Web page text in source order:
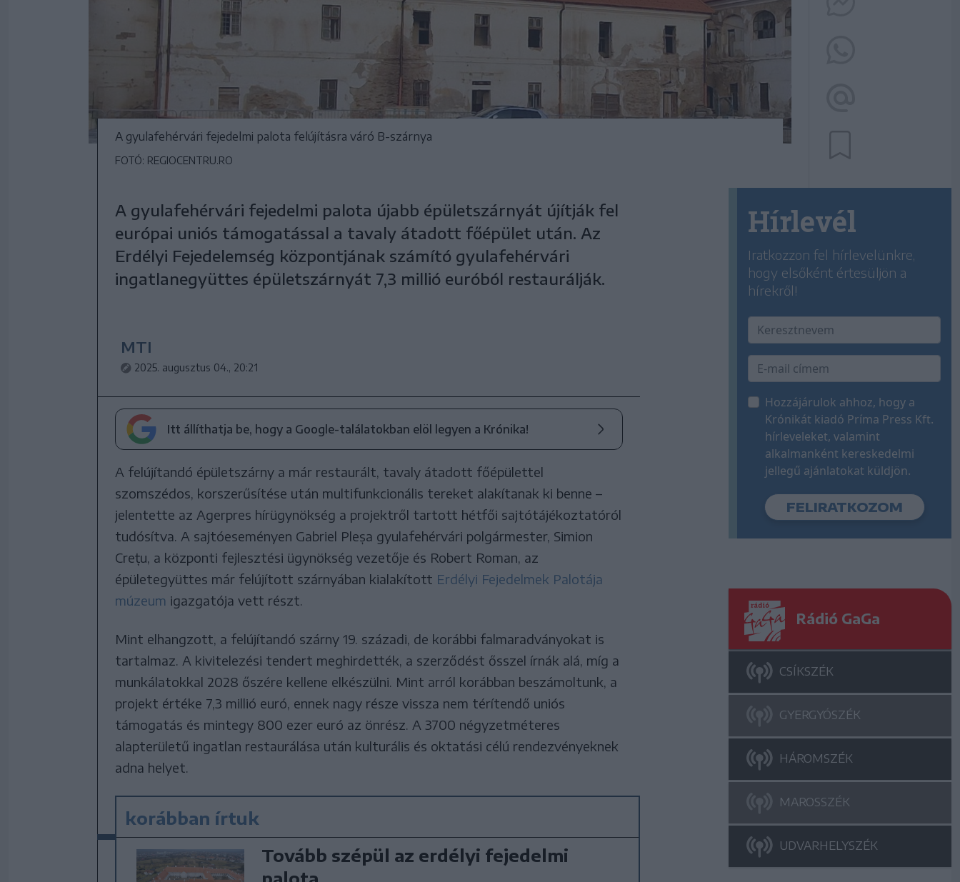
A gyulafehérvári fejedelmi palota felújításra váró B-szárnya
FOTÓ: REGIOCENTRU.RO
A gyulafehérvári fejedelmi palota újabb épületszárnyát újítják fel
európai uniós támogatással a tavaly átadott főépület után. Az
Erdélyi Fejedelemség központjának számító gyulafehérvári
ingatlanegyüttes épületszárnyát 7,3 millió euróból restaurálják.
MTI
2025. augusztus 04., 20:21
Itt állíthatja be, hogy a Google-találatokban elöl legyen a Krónika!
A felújítandó épületszárny a már restaurált, tavaly átadott főépülettel
szomszédos, korszerűsítése után multifunkcionális tereket alakítanak ki benne –
jelentette az Agerpres hírügynökség a projektről tartott hétfői sajtótájékoztatóról
tudósítva. A sajtóeseményen Gabriel Pleșa gyulafehérvári polgármester, Simion
Crețu, a központi fejlesztési ügynökség vezetője és Robert Roman, az
épületegyüttes már felújított szárnyában kialakított Erdélyi Fejedelmek Palotája
múzeum igazgatója vett részt.
Mint elhangzott, a felújítandó szárny 19. századi, de korábbi falmaradványokat is
tartalmaz. A kivitelezési tendert meghirdették, a szerződést ősszel írnák alá, míg a
munkálatokkal 2028 őszére kellene elkészülni. Mint arról korábban beszámoltunk, a
projekt értéke 7,3 millió euró, ennek nagy része vissza nem térítendő uniós
támogatás és mintegy 800 ezer euró az önrész. A 3700 négyzetméteres
alapterületű ingatlan restaurálása után kulturális és oktatási célú rendezvényeknek
adna helyet.
korábban írtuk
Tovább szépül az erdélyi fejedelmi
palota
Hírlevél
Iratkozzon fel hírlevelünkre,
hogy elsőként értesüljön a
hírekről!
Hozzájárulok ahhoz, hogy a
Krónikát kiadó Príma Press Kft.
hírleveleket, valamint
alkalmanként kereskedelmi
jellegű ajánlatokat küldjön.
Rádió GaGa
CSÍKSZÉK
GYERGYÓSZÉK
HÁROMSZÉK
MAROSSZÉK
UDVARHELYSZÉK